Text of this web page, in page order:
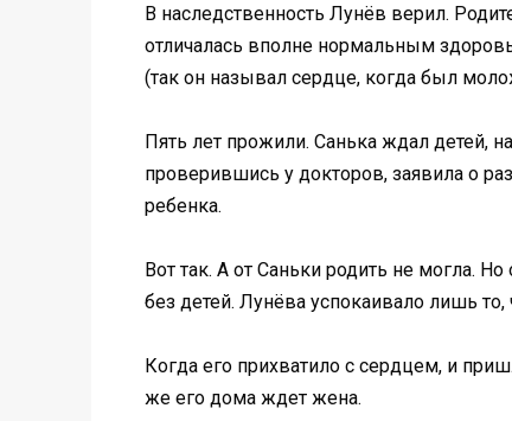
В наследственность Лунёв верил.
отличалась вполне нормальным
(так он называл сердце, когда был
Пять лет прожили. Санька ждал детей,
проверившись у докторов, заявила о
ребенка.
Вот так. А от Саньки родить не могла.
без детей. Лунёва успокаивало лишь
Когда его прихватило с сердцем, и
же его дома ждет жена.